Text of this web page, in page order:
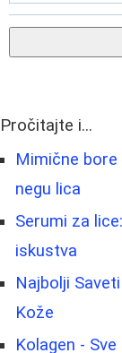
Pročitajte i...
Mimične
negu lica
Serumi za
iskustva
Najbolji
Kože
Kolagen -